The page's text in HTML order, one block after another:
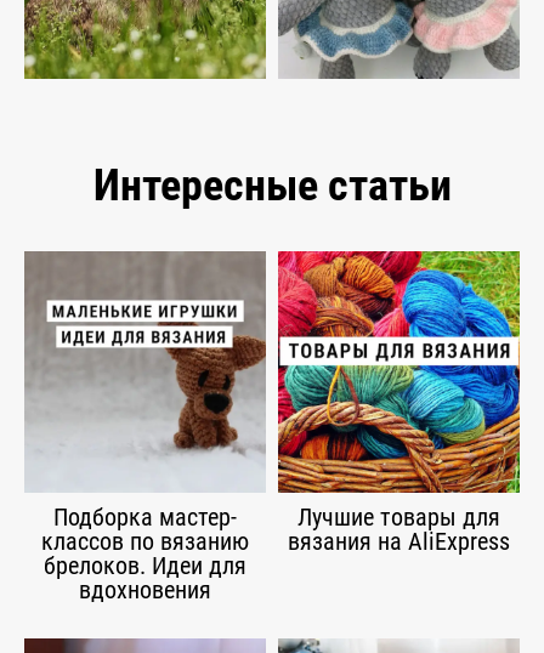
Интересные статьи
Подборка мастер-
классов по вязанию
брелоков. Идеи для
вдохновения
Лучшие товары для
вязания на AliExpress